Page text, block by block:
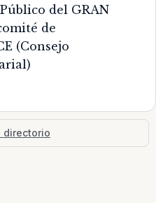
del GRAN
de
(Consejo
directorio